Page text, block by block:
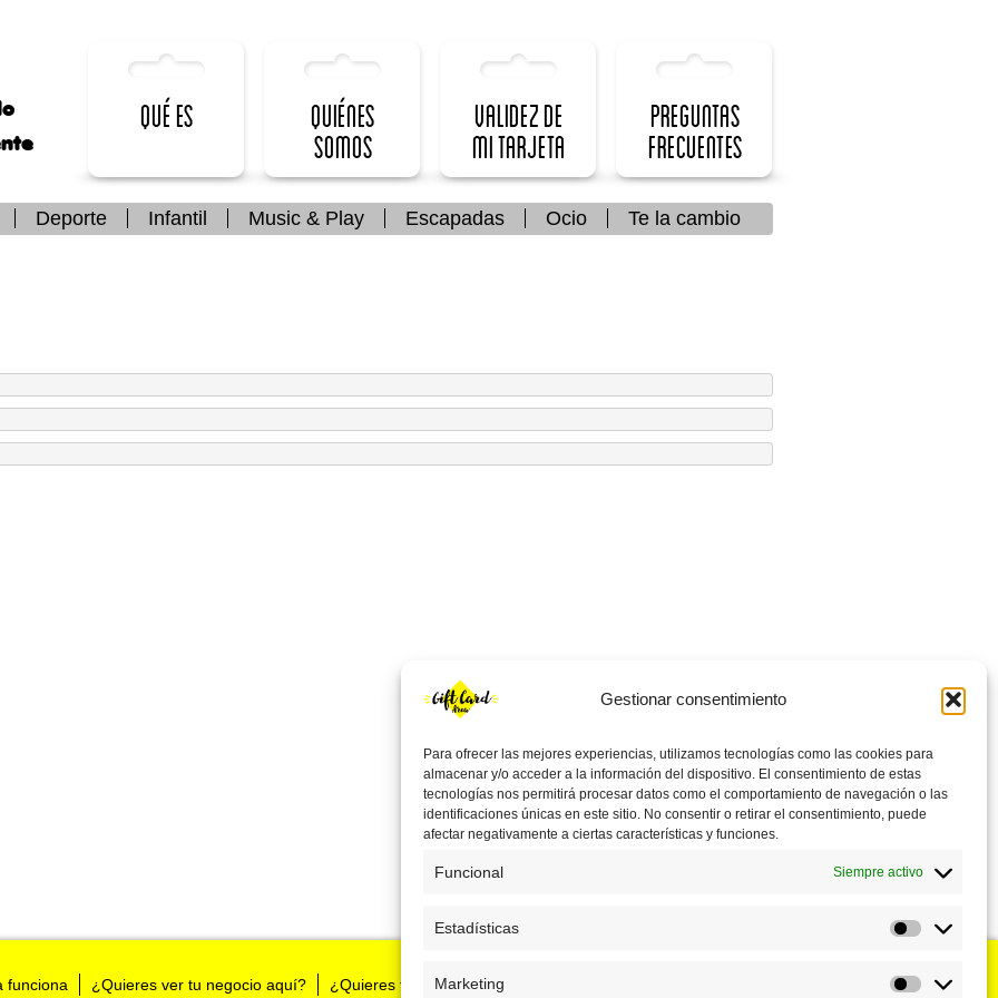
Gestionar consentimiento
Para ofrecer las mejores experiencias, utilizamos tecnologías como las cookies para
almacenar y/o acceder a la información del dispositivo. El consentimiento de estas
tecnologías nos permitirá procesar datos como el comportamiento de navegación o las
identificaciones únicas en este sitio. No consentir o retirar el consentimiento, puede
afectar negativamente a ciertas características y funciones.
Funcional Siempre activo
Estadísticas
Marketing
Marketing
Qué es
Quiénes
somos
Validez de
mi Tarjeta
Preguntas
frecuentes
Deporte Infantil Music & Play Escapadas Ocio Te la cambio
funciona ¿Quieres ver tu negocio aquí? ¿Quieres tenernos en tu negocio?